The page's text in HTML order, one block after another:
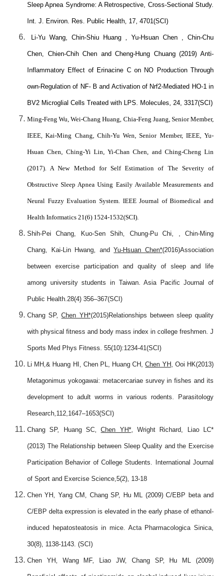
Sleep Apnea Syndrome: A Retrospective, Cross-Sectional Study.
Int. J. Environ. Res. Public Health, 17, 4701(SCI)
Li-Yu Wang, Chin-Shiu Huang , Yu-Hsuan Chen , Chin-Chu
Chen, Chien-Chih Chen and Cheng-Hung Chuang (2019) Anti-
Inflammatory Effect of Erinacine C on NO Production Through
own-Regulation of NF- B and Activation of Nrf2-Mediated HO-1 in
BV2 Microglial Cells Treated with LPS. Molecules, 24, 3317(SCI)
Ming-Feng Wu, Wei-Chang Huang, Chia-Feng Juang, Senior Member,
IEEE, Kai-Ming Chang, Chih-Yu Wen, Senior Member, IEEE, Yu-
Hsuan Chen, Ching-Yi Lin, Yi-Chan Chen, and Ching-Cheng Lin
(2017). A New Method for Self Estimation of The Severity of
Obstructive Sleep Apnea Using Easily Available Measurements and
Neural Fuzzy Evaluation System. IEEE Journal of Biomedical and
Health Informatics 21(6) 1524-1532(SCI).
Shih-Pei Chang, Kuo-Sen Shih, Chung-Pu Chi, , Chin-Ming
Chang, Kai-Lin Hwang, andYu-Hsuan Chen*(2016)Association
between exercise participation and quality of sleep and life
among university students in Taiwan. Asia Pacific Journal of
Public Health.28(4) 356–367(SCI)
Chang SP,Chen YH*(2015)Relationships between sleep quality
with physical fitness and body mass index in college freshmen. J
Sports Med Phys Fitness. 55(10):1234-41(SCI)
Li MH,& Huang HI, Chen PL, Huang CH,Chen YH, Ooi HK(2013)
Metagonimus yokogawai: metacercariae survey in fishes and its
development to adult worms in various rodents. Parasitology
Research,112,1647–1653(SCI)
Chang SP, Huang SC,Chen YH*, Wright Richard, Liao LC*
(2013) The Relationship between Sleep Quality and the Exercise
Participation Behavior of College Students. International Journal
of Sport and Exercise Science,5(2), 13-18
Chen YH, Yang CM, Chang SP, Hu ML (2009) C/EBP beta and
C/EBP delta expression is elevated in the early phase of ethanol-
induced hepatosteatosis in mice. Acta Pharmacologica Sinica,
30(8), 1138-1143. (SCI)
Chen YH, Wang MF, Liao JW, Chang SP, Hu ML (2009)